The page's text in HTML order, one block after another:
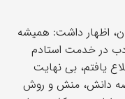
اظهار داشت: همیشه
در خدمت استادم
یافتم، بی نهایت
دانش، منش و روش